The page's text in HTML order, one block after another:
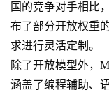
国的竞争对手相比
布了部分开放权重
求进行灵活定制。
除了开放模型外，
涵盖了编程辅助、